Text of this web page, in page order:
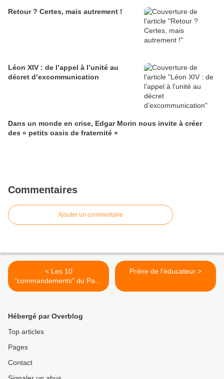
Retour ? Certes, mais autrement !
Léon XIV : de l’appel à l’unité au
décret d’excommunication
Dans un monde en crise, Edgar Morin nous invite à créer
des « petits oasis de fraternité »
Commentaires
Ajouter un commentaire
< Les 10
"commandements" du Pape
François
Prière de l’éducateur >
Hébergé par Overblog
Top articles
Pages
Contact